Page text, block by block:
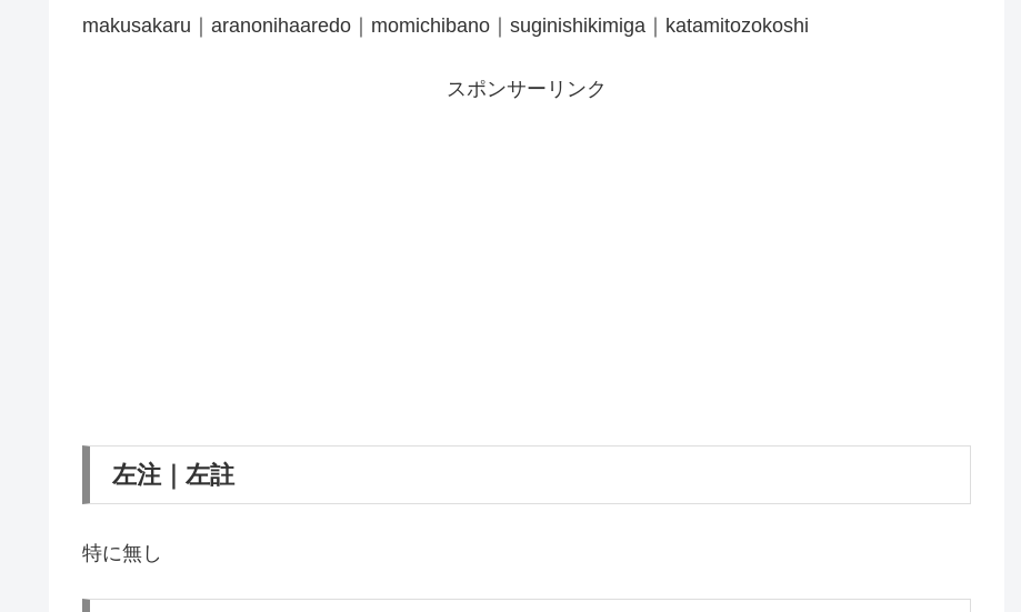
makusakaru｜aranonihaaredo｜momichibano｜suginishikimiga｜katamitozokoshi
スポンサーリンク
左注｜左註
特に無し